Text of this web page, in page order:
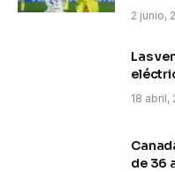
2 junio,
Las
18 abril,
de 36